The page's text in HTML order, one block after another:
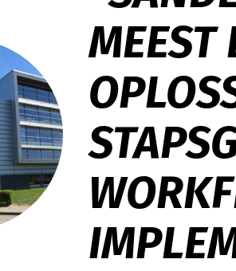
MEEST